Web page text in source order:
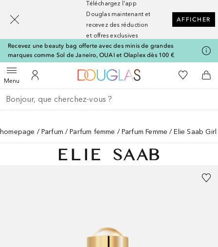
Téléchargez l'app
Douglas maintenant et
recevez des réduction
et offres exclusives
AFFICHER
Recevez une beauty bag offerte avec des minis de grandes
marques comme Sol de Janeiro, OUAI et Olaplex dès 100 €
MenuOuvrir le menuVers Mon Compte
Vers l'accueil Nocibé
Vers Ma
Retourner
Effectuer la recherche
homepage Parfum Parfum femme Parfum Femme Elie Saab
[navigation.slideout.screenreader]